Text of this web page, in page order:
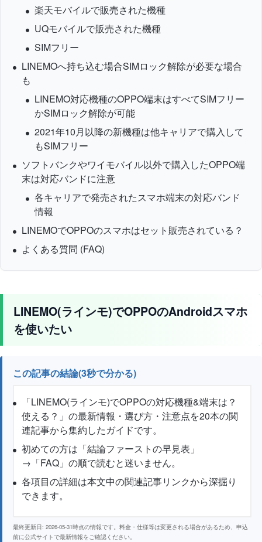
楽天モバイルで販売された機種
UQモバイルで販売された機種
SIMフリー
LINEMOへ持ち込む場合SIMロック解除が必要な場合
も
LINEMO対応機種のOPPO端末はすべてSIMフリー
かSIMロック解除が可能
2021年10月以降の新機種は他キャリアで購入して
もSIMフリー
ソフトバンクやワイモバイル以外で購入したOPPO端
末は対応バンドに注意
各キャリアで発売されたスマホ端末の対応バンド
情報
LINEMOでOPPOのスマホはセット販売されている？
よくある質問 (FAQ)
LINEMO(ラインモ)でOPPOのAndroidスマホ
を使いたい
この記事の結論(3秒で分かる)
「LINEMO(ラインモ)でOPPOの対応機種&端末は？
使える？」の最新情報・選び方・注意点を20本の関
連記事から集約したガイドです。
初めての方は「結論ファーストの早見表」
→「FAQ」の順で読むと迷いません。
各項目の詳細は本文中の関連記事リンクから深掘り
できます。
最終更新日: 2026-05-31時点の情報です。料金・仕様等は変更される場合があるため、申込
前に公式サイトで最新情報をご確認ください。